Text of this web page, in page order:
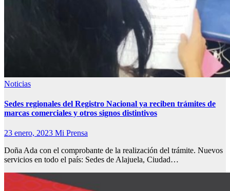
Noticias
Sedes regionales del Registro Nacional ya reciben trámites de
marcas comerciales y otros signos distintivos
23 enero, 2023 Mi Prensa
Doña Ada con el comprobante de la realización del trámite. Nuevos
servicios en todo el país: Sedes de Alajuela, Ciudad…